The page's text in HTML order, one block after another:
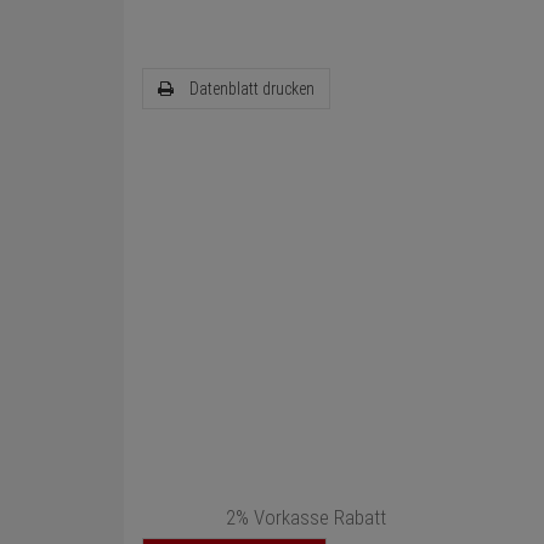
Datenblatt drucken
2% Vorkasse Rabatt